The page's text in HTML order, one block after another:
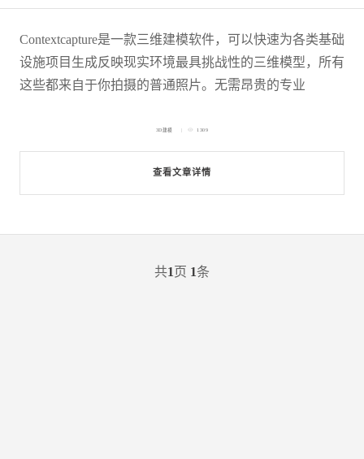
Contextcapture是一款三维建模软件，可以快速为各类基础
设施项目生成反映现实环境最具挑战性的三维模型，所有
这些都来自于你拍摄的普通照片。无需昂贵的专业
查看文章详情
3D建模 1309
共1 页 1条